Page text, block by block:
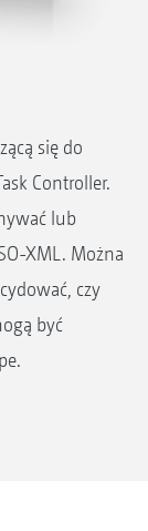
się do
Controller.
lub
XML. Można
czy
być